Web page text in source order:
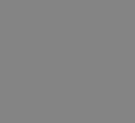
(01.08.2004 –
30.06.2011), judecator in
pana in prezent),